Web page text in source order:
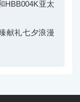
HBB004K亚太
献礼七夕浪漫